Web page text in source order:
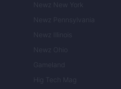
Newz New York
Newz Pennsylvania
Newz Illinois
Newz Ohio
Gameland
Hig Tech Mag